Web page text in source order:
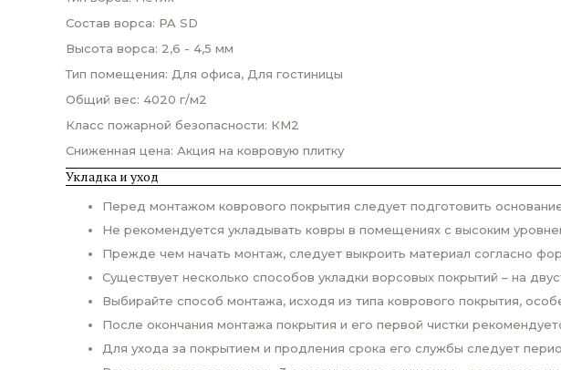
Состав ворса: PA SD
Высота ворса: 2,6 - 4,5 мм
Тип помещения: Для офиса, Для гостиницы
Общий вес: 4020 г/м2
Класс пожарной безопасности: КМ2
Сниженная цена: Акция на ковровую плитку
Укладка и уход
Перед монтажом коврового покрытия следует подготовить
Не рекомендуется укладывать ковры в помещениях с высоким
Прежде чем начать монтаж, следует выкроить материал согласно
Существует несколько способов укладки ворсовых покрытий – на
Выбирайте способ монтажа, исходя из типа коврового покрытия,
После окончания монтажа покрытия и его первой чистки
Для ухода за покрытием и продления срока его службы следует